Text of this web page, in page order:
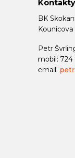
Kontakty
BK
Petr
mobil: 724
email: